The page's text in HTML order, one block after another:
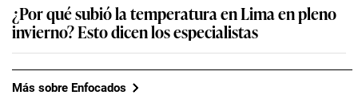
¿Por qué subió la temperatura en Lima en pleno
invierno? Esto dicen los especialistas
Más sobre Enfocados